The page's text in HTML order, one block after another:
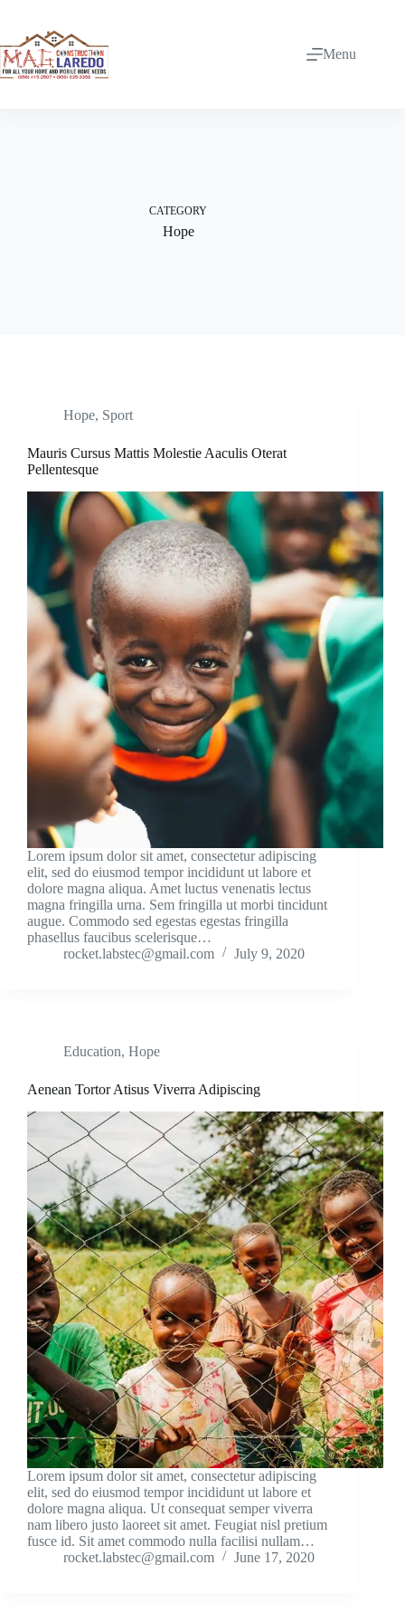
content
Menu
CATEGORY
Hope
Hope, Sport
Mauris Cursus Mattis Molestie Aaculis Oterat
Pellentesque
Lorem ipsum dolor sit amet, consectetur adipiscing
elit, sed do eiusmod tempor incididunt ut labore et
dolore magna aliqua. Amet luctus venenatis lectus
magna fringilla urna. Sem fringilla ut morbi tincidunt
augue. Commodo sed egestas egestas fringilla
phasellus faucibus scelerisque…
rocket.labstec@gmail.com
July 9, 2020
Education, Hope
Aenean Tortor Atisus Viverra Adipiscing
Lorem ipsum dolor sit amet, consectetur adipiscing
elit, sed do eiusmod tempor incididunt ut labore et
dolore magna aliqua. Ut consequat semper viverra
nam libero justo laoreet sit amet. Feugiat nisl pretium
fusce id. Sit amet commodo nulla facilisi nullam…
rocket.labstec@gmail.com
June 17, 2020